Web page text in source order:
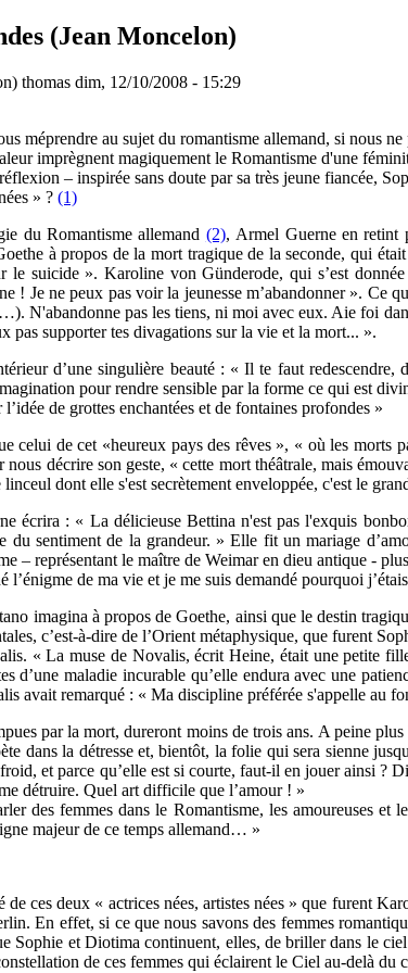
(Jean Moncelon)
thomas dim, 12/10/2008 - 15:29
méprendre au sujet du romantisme allemand, si nous
imprègnent magiquement le Romantisme d'une
– inspirée sans doute par sa très jeune fiancée,
» ? (1)
du Romantisme allemand (2), Armel Guerne en retint
à propos de la mort tragique de la seconde, qui
le suicide ». Karoline von Günderode, qui s’est
! Je ne peux pas voir la jeunesse m’abandonner ».
N'abandonne pas les tiens, ni moi avec eux. Aie foi
pas supporter tes divagations sur la vie et la mort... ».
d’une singulière beauté : « Il te faut
pour rendre sensible par la forme ce qui est
de grottes enchantées et de fontaines profondes »
celui de cet «heureux pays des rêves », « où les
décrire son geste, « cette mort théâtrale, mais
dont elle s'est secrètement enveloppée, c'est le
écrira : « La délicieuse Bettina n'est pas l'exquis
sentiment de la grandeur. » Elle fit un mariage
– représentant le maître de Weimar en dieu antique -
l’énigme de ma vie et je me suis demandé pourquoi
imagina à propos de Goethe, ainsi que le destin
c’est-à-dire de l’Orient métaphysique, que furent
« La muse de Novalis, écrit Heine, était une petite
d’une maladie incurable qu’elle endura avec une
avait remarqué : « Ma discipline préférée s'appelle au
par la mort, dureront moins de trois ans. A peine
dans la détresse et, bientôt, la folie qui sera sienne
et parce qu’elle est si courte, faut-il en jouer ainsi ?
détruire. Quel art difficile que l’amour ! »
des femmes dans le Romantisme, les amoureuses
majeur de ce temps allemand… »
de ces deux « actrices nées, artistes nées » que furent
En effet, si ce que nous savons des femmes
Sophie et Diotima continuent, elles, de briller dans le
de ces femmes qui éclairent le Ciel au-delà